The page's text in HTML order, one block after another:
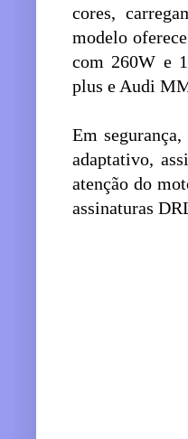
cores,
modelo
com 260W e
plus e Audi
Em
adaptativo,
atenção do
assinaturas